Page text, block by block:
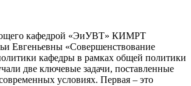
кафедрой «ЭиУВТ» КИМРТ
Евгеньевны «Совершенствование
кафедры в рамках общей политики
две ключевые задачи, поставленные
условиях. Первая – это